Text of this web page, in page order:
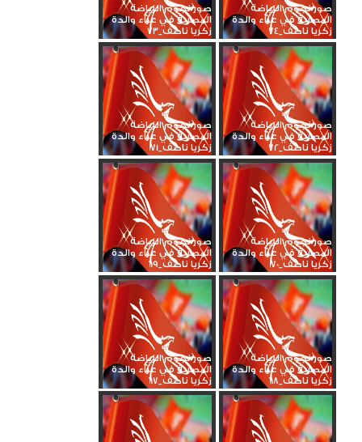
صور نجوم الرياضة
المصرية في عزاء والدة
زكريا ناصف_74
صور نجوم الرياضة
المصرية في عزاء والدة
زكريا ناصف_73
صور نجوم الرياضة
المصرية في عزاء والدة
زكريا ناصف_72
صور نجوم الرياضة
المصرية في عزاء والدة
زكريا ناصف_71
صور نجوم الرياضة
المصرية في عزاء والدة
زكريا ناصف_70
صور نجوم الرياضة
المصرية في عزاء والدة
زكريا ناصف_69
صور نجوم الرياضة
المصرية في عزاء والدة
زكريا ناصف_68
صور نجوم الرياضة
المصرية في عزاء والدة
زكريا ناصف_67